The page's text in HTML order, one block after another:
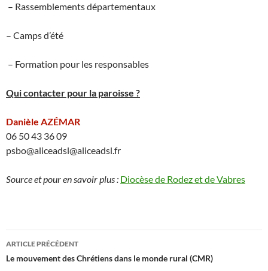
– Rassemblements départementaux
– Camps d’été
– Formation pour les responsables
Qui contacter pour la paroisse ?
Danièle AZÉMAR
06 50 43 36 09
psbo@aliceadsl@aliceadsl.fr
Source et pour en savoir plus : Diocèse de Rodez et de Vabres
Navigation
des
ARTICLE PRÉCÉDENT
Le mouvement des Chrétiens dans le monde rural (CMR)